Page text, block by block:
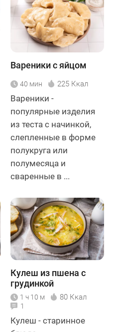
Вареники с яйцом
40 мин 225 Ккал
Вареники -
популярные изделия
из теста с начинкой,
слепленные в форме
полукруга или
полумесяца и
сваренные в ...
Кулеш из пшена с
грудинкой
1 ч 10 м 80 Ккал
1
Кулеш - старинное